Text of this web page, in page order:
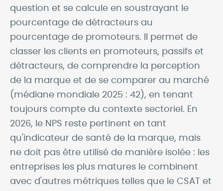
question et se calcule en soustrayant le
pourcentage de détracteurs au
pourcentage de promoteurs. Il permet de
classer les clients en promoteurs, passifs et
détracteurs, de comprendre la perception
de la marque et de se comparer au marché
(médiane mondiale 2025 : 42), en tenant
toujours compte du contexte sectoriel. En
2026, le NPS reste pertinent en tant
qu'indicateur de santé de la marque, mais
ne doit pas être utilisé de manière isolée : les
entreprises les plus matures le combinent
avec d'autres métriques telles que le CSAT et